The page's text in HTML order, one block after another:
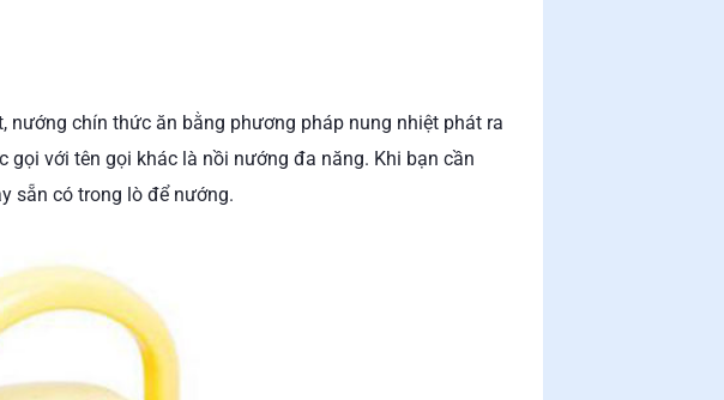
chín thức ăn bằng phương pháp nung nhiệt phát ra
với tên gọi khác là nồi nướng đa năng. Khi bạn cần
sẵn có trong lò để nướng.